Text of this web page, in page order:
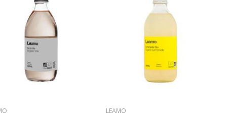
rafraîchissement.
plus denses ou moins juteuses, sans trahir leur identité.
LEAMO